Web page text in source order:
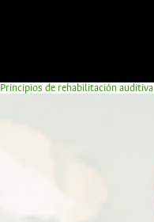
Principios de rehabilitación auditiva